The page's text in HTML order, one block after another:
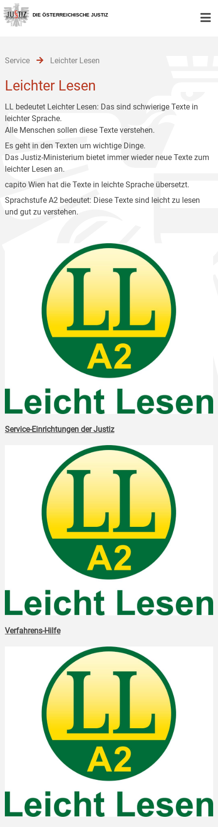
Zur
Hauptnavigation
[1]
Zum
Inhalt
[2]
Zum
Untermenü
[3]
DIE ÖSTERREICHISCHE JUSTIZ
Service Leichter Lesen
Leichter Lesen
LL bedeutet Leichter Lesen: Das sind schwierige Texte in
leichter Sprache.
Alle Menschen sollen diese Texte verstehen.
Es geht in den Texten um wichtige Dinge.
Das Justiz-Ministerium bietet immer wieder neue Texte zum
leichter Lesen an.
capito Wien hat die Texte in leichte Sprache übersetzt.
Sprachstufe A2 bedeutet: Diese Texte sind leicht zu lesen
und gut zu verstehen.
Service-Einrichtungen der Justiz
Verfahrens-Hilfe